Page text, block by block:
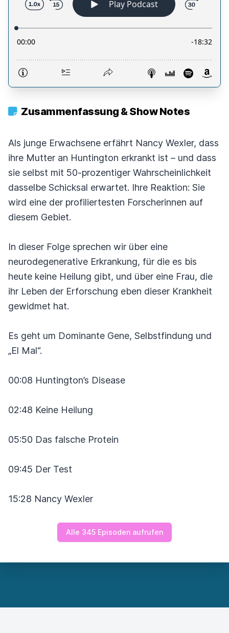
Zusammenfassung & Show Notes
Als junge Erwachsene erfährt Nancy Wexler, dass
ihre Mutter an Huntington erkrankt ist – und dass
sie selbst mit 50-prozentiger Wahrscheinlichkeit
dasselbe Schicksal erwartet. Ihre Reaktion: Sie
wird eine der profiliertesten Forscherinnen auf
diesem Gebiet.
In dieser Folge sprechen wir über eine
neurodegenerative Erkrankung, für die es bis
heute keine Heilung gibt, und über eine Frau, die
ihr Leben der Erforschung eben dieser Krankheit
gewidmet hat.
Es geht um Dominante Gene, Selbstfindung und
„El Mal“.
00:08 Huntington’s Disease
02:48 Keine Heilung
05:50 Das falsche Protein
09:45 Der Test
15:28 Nancy Wexler
Alle 345 Episoden aufrufen